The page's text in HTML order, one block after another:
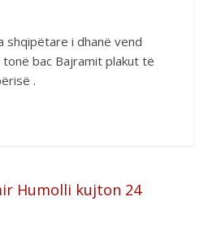
shqipëtare i dhanë vend
bac Bajramit plakut të
.
Humolli kujton 24